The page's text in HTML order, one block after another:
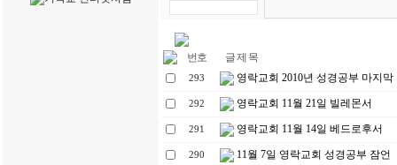
번호 글 제 목
293 영락교회 2010년 성경공부 마지
292 영락교회 11월 21일 빌레몬서
291 영락교회 11월 14일 베드로후서
290 11월 7일 영락교회 성경공부 잠언